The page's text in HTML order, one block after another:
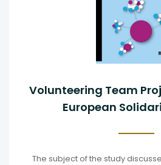
Volunteering Team
European
The subject of the study